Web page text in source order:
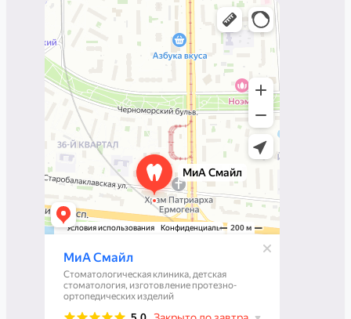
Mia smile
Стоматологическая клиника в Москве
Изготовление протезно-ортопедических
изделий в Москве